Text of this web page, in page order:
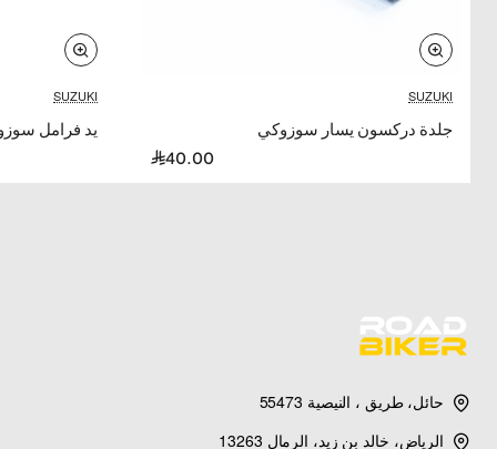
SUZUKI
جلدة دركسون يسار سوزوكي
40.00
SUZUKI
يد فرامل سوزوكي 600/
حائل، طريق ، النيصية 55473
الرياض، خالد بن زيد، الرمال 13263